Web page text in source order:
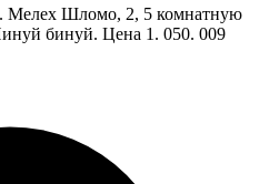
Мелех Шломо, 2, 5 комнатную
бинуй. Цена 1. 050. 009